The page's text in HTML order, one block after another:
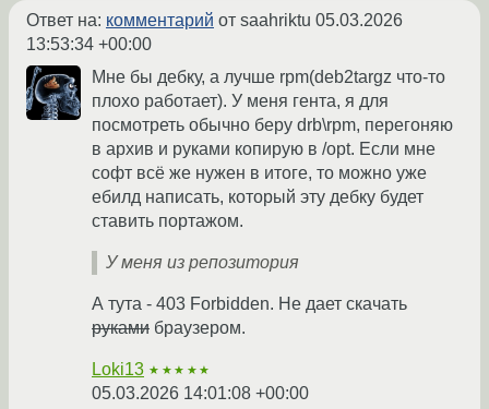
Ответ на: комментарий от saahriktu 05.03.2026
13:53:34 +00:00
Мне бы дебку, а лучше rpm(deb2targz что-то
плохо работает). У меня гента, я для
посмотреть обычно беру drb\rpm, перегоняю
в архив и руками копирую в /opt. Если мне
софт всё же нужен в итоге, то можно уже
ебилд написать, который эту дебку будет
ставить портажом.
У меня из репозитория
А тута - 403 Forbidden. Не дает скачать
руками браузером.
Loki13 ★★★★★
05.03.2026 14:01:08 +00:00